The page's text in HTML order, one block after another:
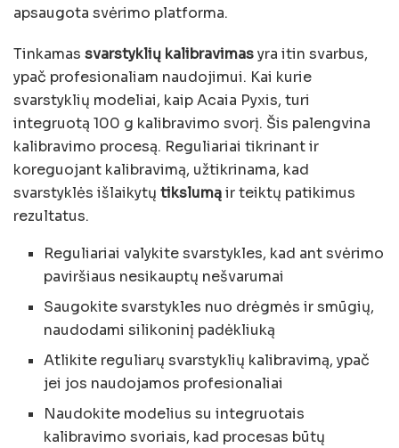
apsaugota svėrimo platforma.
Tinkamas svarstyklių kalibravimasyra itin svarbus,
ypač profesionaliam naudojimui. Kai kurie
svarstyklių modeliai, kaip Acaia Pyxis, turi
integruotą 100 g kalibravimo svorį. Šis palengvina
kalibravimo procesą. Reguliariai tikrinant ir
koreguojant kalibravimą, užtikrinama, kad
svarstyklės išlaikytų tikslumąir teiktų patikimus
rezultatus.
Reguliariai valykite svarstykles, kad ant svėrimo
paviršiaus nesikauptų nešvarumai
Saugokite svarstykles nuo drėgmės ir smūgių,
naudodami silikoninį padėkliuką
Atlikite reguliarų svarstyklių kalibravimą, ypač
jei jos naudojamos profesionaliai
Naudokite modelius su integruotais
kalibravimo svoriais, kad procesas būtų